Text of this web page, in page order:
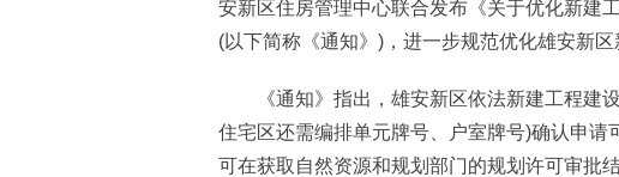
安新区住房管理中心联合发布《关于优化新建
(以下简称《通知》)，进一步规范优化雄安新
《通知》指出，雄安新区依法新建工程建设
住宅区还需编排单元牌号、户室牌号)确认申请
可在获取自然资源和规划部门的规划许可审批